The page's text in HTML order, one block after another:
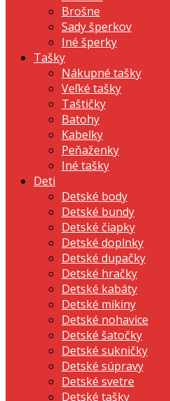
Brošne
Sady šperkov
Iné šperky
Tašky
Nákupné tašky
Veľké tašky
Taštičky
Batohy
Kabelky
Peňaženky
Iné tašky
Deti
Detské body
Detské bundy
Detské čiapky
Detské doplnky
Detské dupačky
Detské hračky
Detské kabáty
Detské mikiny
Detské nohavice
Detské šatočky
Detské sukničky
Detské súpravy
Detské svetre
Detské tašky